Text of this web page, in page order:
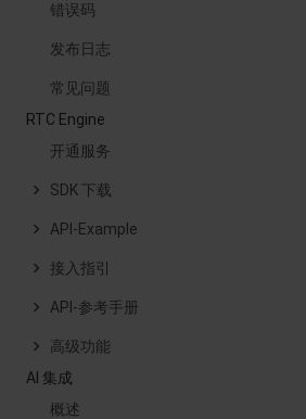
错误码
发布日志
常见问题
RTC Engine
开通服务
SDK 下载
API-Example
接入指引
API-参考手册
高级功能
AI 集成
概述